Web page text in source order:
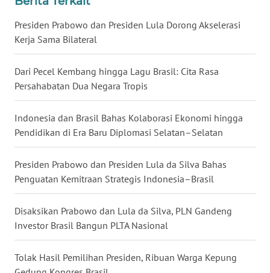
Presiden Prabowo dan Presiden Lula Dorong Akselerasi
Kerja Sama Bilateral
Dari Pecel Kembang hingga Lagu Brasil: Cita Rasa
Persahabatan Dua Negara Tropis
Indonesia dan Brasil Bahas Kolaborasi Ekonomi hingga
Pendidikan di Era Baru Diplomasi Selatan–Selatan
Presiden Prabowo dan Presiden Lula da Silva Bahas
Penguatan Kemitraan Strategis Indonesia–Brasil
Disaksikan Prabowo dan Lula da Silva, PLN Gandeng
Investor Brasil Bangun PLTA Nasional
Tolak Hasil Pemilihan Presiden, Ribuan Warga Kepung
BABEL
SUMBAR
SUMSEL
BENGKULU
WN
LAMPUNG
WN
JATENG